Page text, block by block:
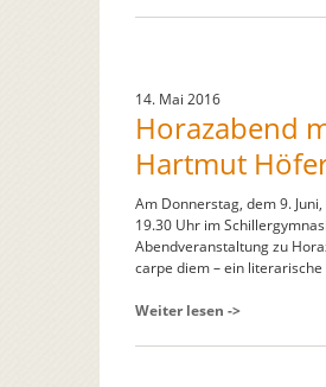
14. Mai 2016
Horazabend
Hartmut
Am Donnerstag, dem 9.
19.30 Uhr im
Abendveranstaltung zu
carpe diem – ein literarische
Weiter lesen ->